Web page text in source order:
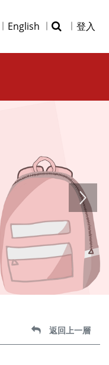
English 登入
Next
返回上一層